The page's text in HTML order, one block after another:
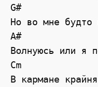
G#
Но во мне
A#
Волнуюсь или я
Cm
В кармане